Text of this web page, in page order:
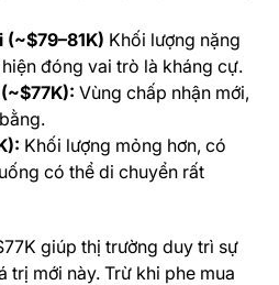
(~$79–81K) Khối lượng nặng
đóng vai trò là kháng cự.
Vùng chấp nhận mới,
Khối lượng mỏng hơn, có
có thể di chuyển rất
giúp thị trường duy trì sự
trị mới này. Trừ khi phe mua